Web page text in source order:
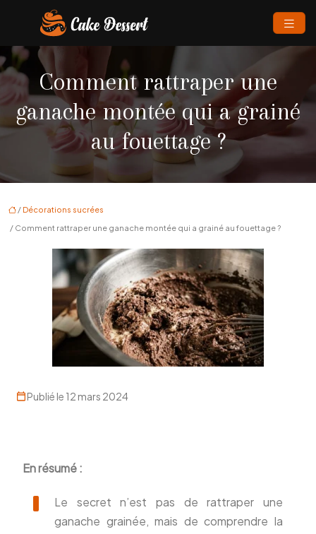
Comment rattraper une
ganache montée qui a grainé
au fouettage ?
/ Décorations sucrées
/ Comment rattraper une ganache montée qui a grainé au fouettage ?
Publié le 12 mars 2024
En résumé :
Le secret n’est pas de rattraper une
ganache grainée, mais de comprendre la